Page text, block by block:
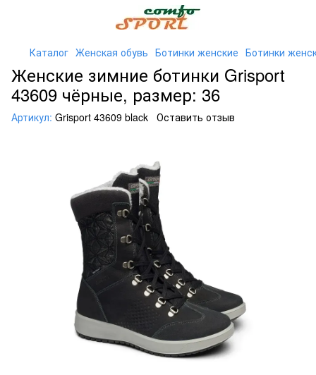
Каталог Женская обувь Ботинки женские Ботинки
Женские зимние ботинки Grisport
43609 чёрные, размер: 36
Артикул: Grisport 43609 black Оставить отзыв